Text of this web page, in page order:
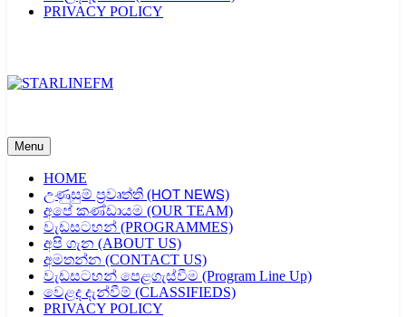
PRIVACY POLICY
Menu
HOME
උණුසුම් ප්‍රවෘත්ති (𝖧𝖮𝖳 𝖭𝖤𝖶𝖲)
අපේ කණ්ඩායම (OUR TEAM)
වැඩසටහන් (PROGRAMMES)
අපි ගැන (ABOUT US)
අමතන්න (CONTACT US)
වැඩසටහන් පෙළගැස්වීම (Program Line Up)
වෙළද දැන්වීම් (CLASSIFIEDS)
PRIVACY POLICY